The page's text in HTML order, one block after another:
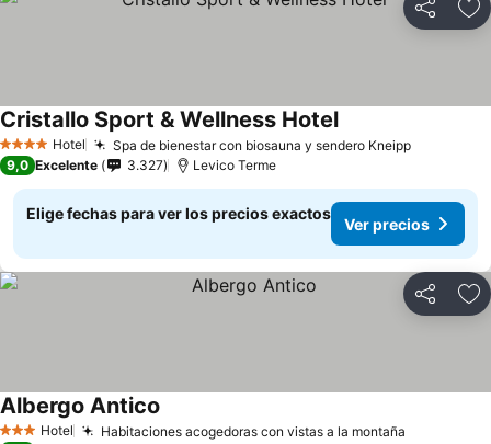
Compartir
4 EstrellasHotel Spa de bienestar con biosauna y sendero Kneipp
Cristallo Sport & Wellness Hotel
9,0 Excelente 3.327 Levico Terme
Elige fechas para ver los precios exactos
Ver precios
Compartir
3 Estrellas
Hotel Habitaciones acogedoras con vistas a la montaña
Albergo Antico